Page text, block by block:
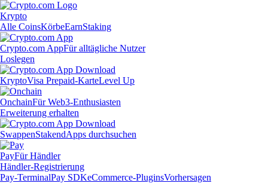
Krypto
Alle CoinsKörbeEarnStaking
Crypto.com AppFür alltägliche Nutzer
Loslegen
KryptoVisa Prepaid-KarteLevel Up
OnchainFür Web3-Enthusiasten
Erweiterung erhalten
SwappenStakendApps durchsuchen
PayFür Händler
Händler-Registrierung
Pay-TerminalPay SDKeCommerce-PluginsVorhersagen